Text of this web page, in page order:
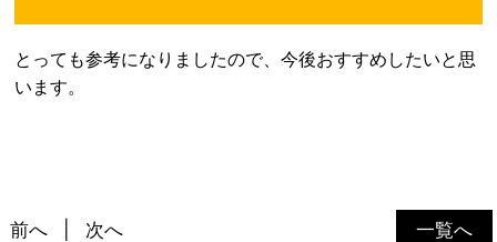
とっても参考になりましたので、今後おすすめしたいと思
います。
一覧へ
前へ 次へ